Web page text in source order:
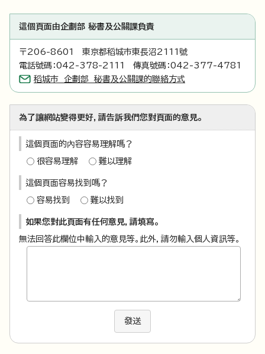
這個頁面由企劃部 秘書及公關課負責
〒206-8601 東京都稻城市東長沼2111號
電話號碼：042-378-2111 傳真號碼：042-377-4781
稻城市 企劃部 秘書及公關課的聯絡方式
為了讓網站變得更好，請告訴我們您對頁面的意見。
這個頁面的內容容易理解嗎？
很容易理解 難以理解
這個頁面容易找到嗎？
容易找到 難以找到
如果您對此頁面有任何意見，請填寫。
無法回答此欄位中輸入的意見等。此外，請勿輸入個人資訊等。
發送